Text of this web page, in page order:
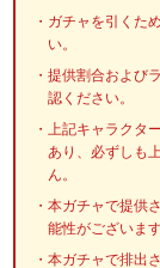
ガチャを引くた
い。
提供割合および
認ください。
上記キャラクタ
あり、必ずしも
ん。
本ガチャで提供
能性がございます
本ガチャで排出